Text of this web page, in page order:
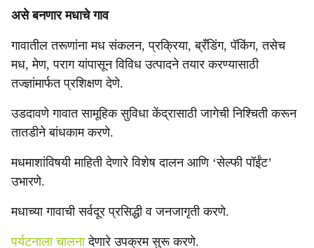
असे बनणार मधाचे गाव
गावातील तरूणांना मध संकलन, प्रक्रिया, ब्रँडिंग, पॅकिंग, तसेच
मध, मेण, पराग यांपासून विविध उत्पादने तयार करण्यासाठी
तज्ज्ञांमार्फत प्रशिक्षण देणे.
उडदावणे गावात सामूहिक सुविधा केंद्रासाठी जागेची निश्चिती करून
तातडीने बांधकाम करणे.
मधमाशांविषयी माहिती देणारे विशेष दालन आणि ‘सेल्फी पॉईंट’
उभारणे.
मधाच्या गावाची सर्वदूर प्रसिद्धी व जनजागृती करणे.
पर्यटनाला चालनादेणारे उपक्रम सुरू करणे.